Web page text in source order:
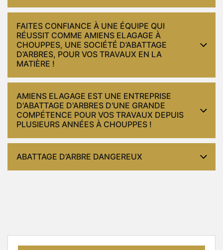
FAITES CONFIANCE À UNE ÉQUIPE QUI
RÉUSSIT COMME AMIENS ELAGAGE À
CHOUPPES, UNE SOCIÉTÉ D’ABATTAGE
D’ARBRES, POUR VOS TRAVAUX EN LA
MATIÈRE !
AMIENS ELAGAGE EST UNE ENTREPRISE
D'ABATTAGE D'ARBRES D'UNE GRANDE
COMPÉTENCE POUR VOS TRAVAUX DEPUIS
PLUSIEURS ANNÉES À CHOUPPES !
ABATTAGE D’ARBRE DANGEREUX